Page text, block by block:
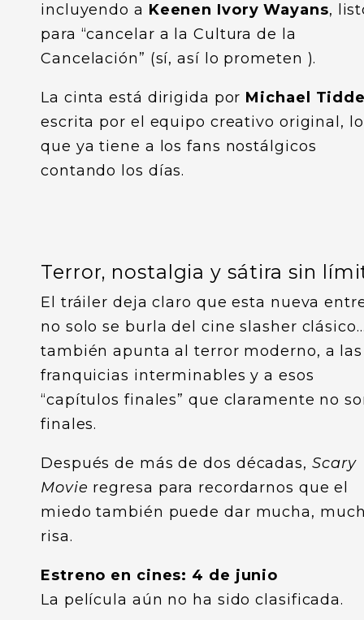
incluyendo a Keenen Ivory Wayans,
para “cancelar a la Cultura de la
Cancelación” (sí, así lo prometen ).
La cinta está dirigida por Michael
escrita por el equipo creativo original, lo
que ya tiene a los fans nostálgicos
contando los días.
Terror, nostalgia y sátira sin
El tráiler deja claro que esta nueva
no solo se burla del cine slasher
también apunta al terror moderno, a las
franquicias interminables y a esos
“capítulos finales” que claramente no
finales.
Después de más de dos décadas, Scary
Movie regresa para recordarnos que el
miedo también puede dar mucha,
risa.
Estreno en cines: 4 de junio
La película aún no ha sido clasificada.